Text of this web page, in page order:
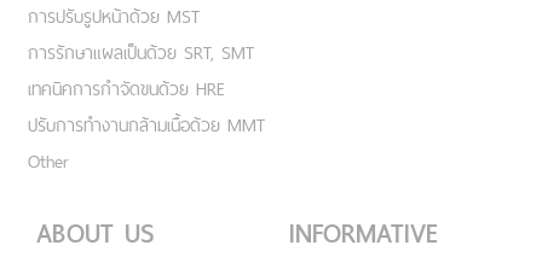
การปรับรูปหน้าด้วย MST
การรักษาแผลเป็นด้วย SRT, SMT
เทคนิคการกำจัดขนด้วย HRE
ปรับการทำงานกล้ามเนื้อด้วย MMT
Other
ABOUT US INFORMATIVE